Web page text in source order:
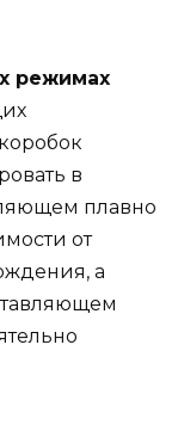
режимах
в
плавно
от
а